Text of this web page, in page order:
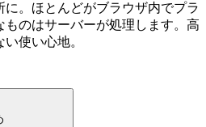
に。ほとんどがブラウザ内でプラ
のはサーバーが処理します。高
使い心地。